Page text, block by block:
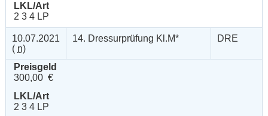
LKL/Art
2 3 4 LP
10.07.2021
( n)
14. Dressurprüfung Kl.M* DRE
Preisgeld
300,00 €
LKL/Art
2 3 4 LP